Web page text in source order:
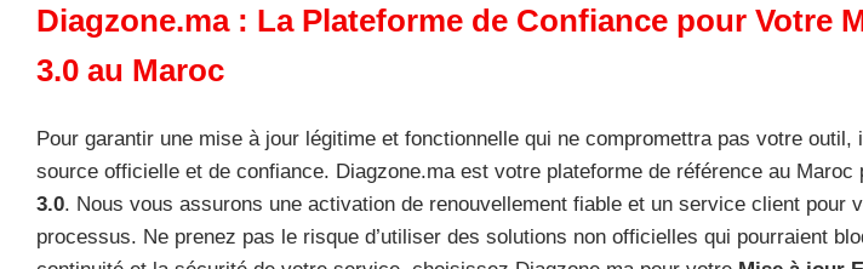
Diagzone.ma : La Plateforme de Confiance pour Votre
3.0 au Maroc
Pour garantir une mise à jour légitime et fonctionnelle qui ne compromettra pas votre
source officielle et de confiance. Diagzone.ma est votre plateforme de référence au Maroc
3.0. Nous vous assurons une activation de renouvellement fiable et un service client pour
processus. Ne prenez pas le risque d’utiliser des solutions non officielles qui pourraient